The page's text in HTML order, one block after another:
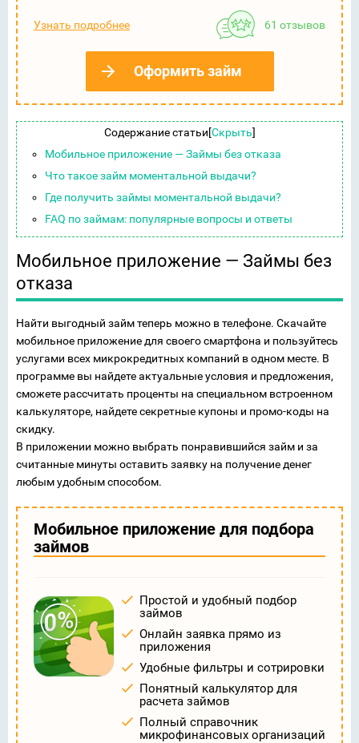
Узнать подробнее 61 отзывов
Оформить займ
Содержание статьи[Скрыть]
Мобильное приложение — Займы без отказа
Что такое займ моментальной выдачи?
Где получить займы моментальной выдачи?
FAQ по займам: популярные вопросы и ответы
Мобильное приложение — Займы без
отказа
Найти выгодный займ теперь можно в телефоне. Скачайте
мобильное приложение для своего смартфона и пользуйтесь
услугами всех микрокредитных компаний в одном месте. В
программе вы найдете актуальные условия и предложения,
сможете рассчитать проценты на специальном встроенном
калькуляторе, найдете секретные купоны и промо-коды на
скидку.
В приложении можно выбрать понравившийся займ и за
считанные минуты оставить заявку на получение денег
любым удобным способом.
Мобильное приложение для подбора
займов
Простой и удобный подбор
займов
Онлайн заявка прямо из
приложения
Удобные фильтры и сотрировки
Понятный калькулятор для
расчета займов
Полный справочник
микрофинансовых организаций